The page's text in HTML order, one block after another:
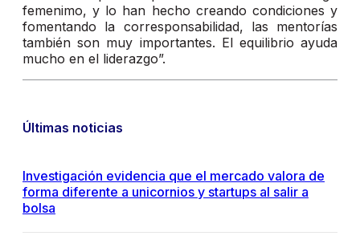
femenimo, y lo han hecho creando condiciones y
fomentando la corresponsabilidad, las mentorías
también son muy importantes. El equilibrio ayuda
mucho en el liderazgo”.
Últimas noticias
Investigación evidencia que el mercado valora de
forma diferente a unicornios y startups al salir a
bolsa